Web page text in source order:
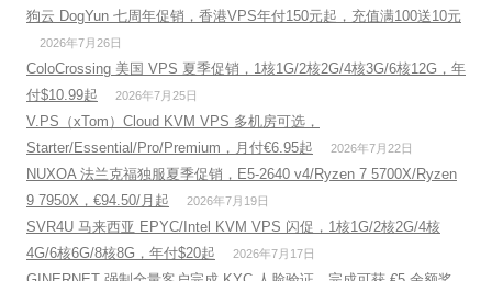
狗云 DogYun 七周年促销，香港VPS年付150元起，充值满100送10元
2026年7月26日
ColoCrossing 美国 VPS 夏季促销，1核1G/2核2G/4核3G/6核12G，年
付$10.99起
2026年7月25日
V.PS（xTom）Cloud KVM VPS 多机房可选，
Starter/Essential/Pro/Premium，月付€6.95起
2026年7月22日
NUXOA 法兰克福独服夏季促销，E5-2640 v4/Ryzen 7 5700X/Ryzen
9 7950X，€94.50/月起
2026年7月19日
SVR4U 马来西亚 EPYC/Intel KVM VPS 闪促，1核1G/2核2G/4核
4G/6核6G/8核8G，年付$20起
2026年7月17日